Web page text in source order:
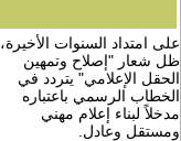
على امتداد السنوات الأخيرة،
ظل شعار "إصلاح وتمهين
الحقل الإعلامي" يتردد في
الخطاب الرسمي باعتباره
مدخلاً لبناء إعلام مهني
ومستقل وعادل.